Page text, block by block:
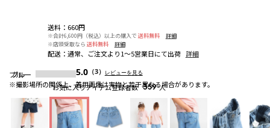
ブルー
※撮影場所の関係上、着用画像は実物と若干異なる場合があります。
ブルー
ブルー
送料： 660円
※合計6,600円（税込）以上の購入で 送料無料
詳細
※店頭受取なら 送料無料 詳細
配送： 通常、ご注文より1～5営業日にて出荷 詳細
5.0（3） レビューを見る
お気に入りアイテム登録者数 359 人